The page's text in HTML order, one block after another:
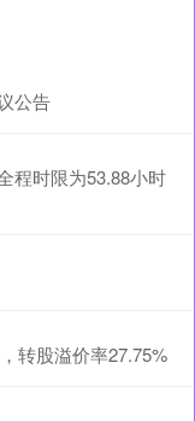
公告
程时限为53.88小时
转股溢价率27.75%